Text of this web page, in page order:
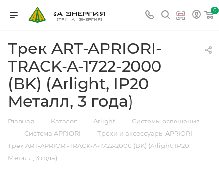
0
Трек ART-APRIORI-
TRACK-A-1722-2000
(BK) (Arlight, IP20
Металл, 3 года)
Главная — Каталог — Arlight — Системы освещения
— Система APRIORI — Треки и аксессуары APRIORI —
Трек ART-APRIORI-TRACK-A-1722-2000 (BK) (Arlight, IP20
Металл, 3 года)